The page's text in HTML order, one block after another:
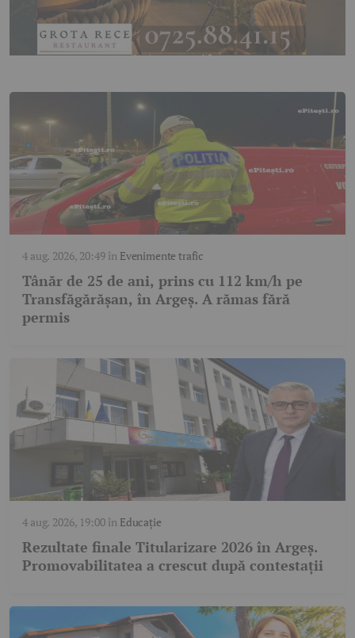
4 aug. 2026, 20:49în Evenimente trafic
Tânăr de 25 de ani, prins cu 112 km/h pe
Transfăgărășan, în Argeș. A rămas fără
permis
4 aug. 2026, 19:00în Educație
Rezultate finale Titularizare 2026 în Argeș.
Promovabilitatea a crescut după contestații